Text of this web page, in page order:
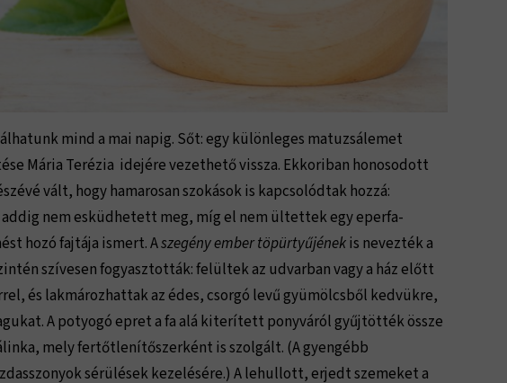
mind a mai napig. Sőt: egy különleges matuzsálemet
Mária Terézia idejére vezethető vissza. Ekkoriban honosodott
vált, hogy hamarosan szokások is kapcsolódtak hozzá:
nem esküdhetett meg, míg el nem ültettek egy eperfa-
hozó fajtája ismert. Aszegény ember töpürtyűjénekis nevezték a
szívesen fogyasztották: felültek az udvarban vagy a ház előtt
és lakmározhattak az édes, csorgó levű gyümölcsből kedvükre,
A potyogó epret a fa alá kiterített ponyváról gyűjtötték össze
mely fertőtlenítőszerként is szolgált. (A gyengébb
sérülések kezelésére.) A lehullott, erjedt szemeket a